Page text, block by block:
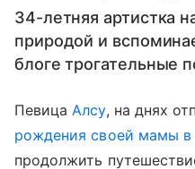
34-летняя артистка
природой и
блоге трогательные
ПевицаАлсу, на днях
рождения своей мамы в
продолжить